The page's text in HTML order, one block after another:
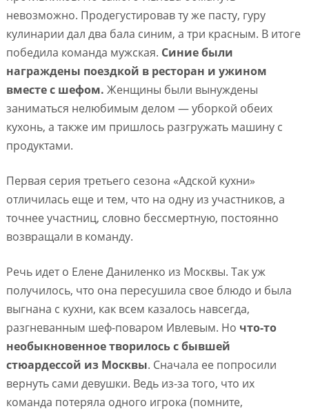
невозможно. Продегустировав ту же пасту, гуру
кулинарии дал два бала синим, а три красным. В итоге
победила команда мужская. Синие были
награждены поездкой в ресторан и ужином
вместе с шефом. Женщины были вынуждены
заниматься нелюбимым делом — уборкой обеих
кухонь, а также им пришлось разгружать машину с
продуктами.
Первая серия третьего сезона «Адской кухни»
отличилась еще и тем, что на одну из участников, а
точнее участниц, словно бессмертную, постоянно
возвращали в команду.
Речь идет о Елене Даниленко из Москвы. Так уж
получилось, что она пересушила свое блюдо и была
выгнана с кухни, как всем казалось навсегда,
разгневанным шеф-поваром Ивлевым. Но что-то
необыкновенное творилось с бывшей
стюардессой из Москвы. Сначала ее попросили
вернуть сами девушки. Ведь из-за того, что их
команда потеряла одного игрока (помните,